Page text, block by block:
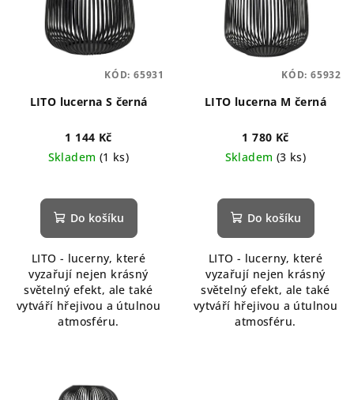
LITO lucerna S černá
1 144 Kč
Skladem (1 ks)
Do košíku
LITO - lucerny, které
vyzařují nejen krásný
světelný efekt, ale také
vytváří hřejivou a útulnou
atmosféru.
KÓD: 65931
LITO lucerna M černá
1 780 Kč
Skladem (3 ks)
Do košíku
LITO - lucerny, které
vyzařují nejen krásný
světelný efekt, ale také
vytváří hřejivou a útulnou
atmosféru.
KÓD: 65932